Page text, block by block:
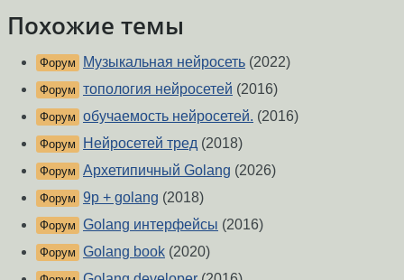
Похожие темы
Форум Музыкальная нейросеть (2022)
Форум топология нейросетей (2016)
Форум обучаемость нейросетей. (2016)
Форум Нейросетей тред (2018)
Форум Архетипичный Golang (2026)
Форум 9p + golang (2018)
Форум Golang интерфейсы (2016)
Форум Golang book (2020)